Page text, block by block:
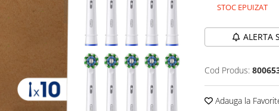
STOC EPUIZAT
ALERTA
Cod Produs:
Adauga la